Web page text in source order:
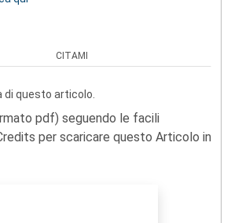
CITAMI
di questo articolo.
pdf) seguendo le facili
per scaricare questo Articolo in